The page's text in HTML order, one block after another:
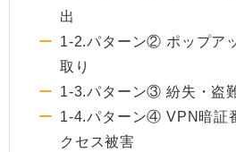
出
1-2.パターン② ポップア
取り
1-3.パターン③ 紛失・盗
1-4.パターン④ VPN暗証
クセス被害